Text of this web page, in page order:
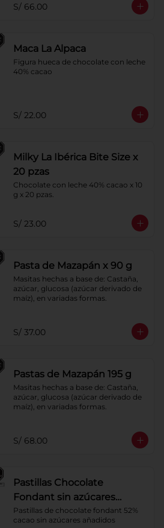
S/ 66.00
Maca La Alpaca
Figura hueca de chocolate con leche
40% cacao
S/ 22.00
Milky La Ibérica Bite Size x
20 pzas
Chocolate con leche 40% cacao x 10
g x 20 pzas.
S/ 23.00
Pasta de Mazapán x 90 g
Masitas hechas a base de: Castaña,
azúcar, glucosa (azúcar derivado de
maíz), en variadas formas.
S/ 37.00
Pastas de Mazapán 195 g
Masitas hechas a base de: Castaña,
azúcar, glucosa (azúcar derivado de
maíz), en variadas formas.
S/ 68.00
Pastillas Chocolate
Fondant sin azúcares
añadidos 150 g
Pastillas de chocolate fondant 52%
cacao sin azúcares añadidos